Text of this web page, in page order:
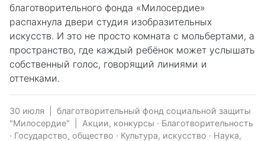
благотворительного фонда «Милосердие»
распахнула двери студия изобразительных
искусств. И это не просто комната с мольбертами, а
пространство, где каждый ребёнок может услышать
собственный голос, говорящий линиями и
оттенками.
30 июля
благотворительный фонд социальной защиты
"Милосердие"
Акции, конкурсы · Благотворительность
· Государство, общество · Культура, искусство · Наука,